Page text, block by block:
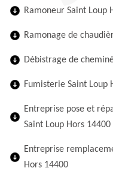
Ramoneur Saint Loup
Ramonage de
Débistrage de
Fumisterie Saint Loup
Entreprise pose et
Saint Loup Hors 14400
Entreprise
Hors 14400